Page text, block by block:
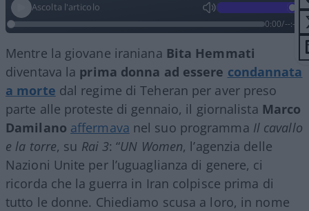
Ascolta l'articolo
0:00/--:--
Mentre la giovane iraniana Bita Hemmati
diventava la prima donna ad essere condannata
a morte dal regime di Teheran per aver preso
parte alle proteste di gennaio, il giornalista Marco
Damilano affermava nel suo programma Il cavallo
e la torre, su Rai 3: “UN Women, l’agenzia delle
Nazioni Unite per l’uguaglianza di genere, ci
ricorda che la guerra in Iran colpisce prima di
tutto le donne. Chiediamo scusa a loro, in nome